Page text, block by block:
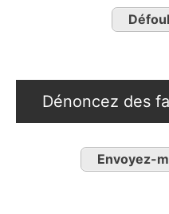
Dénoncez des
Envoyez-